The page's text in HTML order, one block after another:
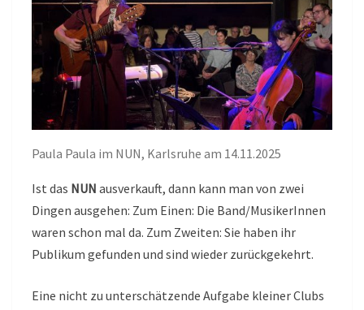
Paula Paula im NUN, Karlsruhe am 14.11.2025
Ist das NUN ausverkauft, dann kann man von zwei
Dingen ausgehen: Zum Einen: Die Band/MusikerInnen
waren schon mal da. Zum Zweiten: Sie haben ihr
Publikum gefunden und sind wieder zurückgekehrt.
Eine nicht zu unterschätzende Aufgabe kleiner Clubs